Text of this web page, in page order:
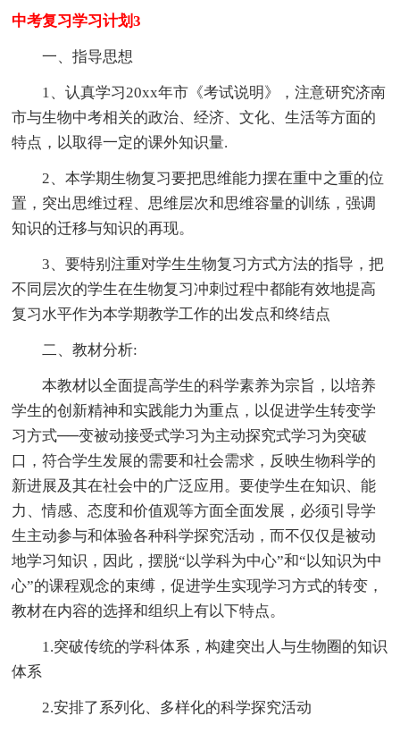
中考复习学习计划3
一、指导思想
1、认真学习20xx年市《考试说明》，注意研究济南
市与生物中考相关的政治、经济、文化、生活等方面的
特点，以取得一定的课外知识量.
2、本学期生物复习要把思维能力摆在重中之重的位
置，突出思维过程、思维层次和思维容量的训练，强调
知识的迁移与知识的再现。
3、要特别注重对学生生物复习方式方法的指导，把
不同层次的学生在生物复习冲刺过程中都能有效地提高
复习水平作为本学期教学工作的出发点和终结点
二、教材分析:
本教材以全面提高学生的科学素养为宗旨，以培养
学生的创新精神和实践能力为重点，以促进学生转变学
习方式──变被动接受式学习为主动探究式学习为突破
口，符合学生发展的需要和社会需求，反映生物科学的
新进展及其在社会中的广泛应用。要使学生在知识、能
力、情感、态度和价值观等方面全面发展，必须引导学
生主动参与和体验各种科学探究活动，而不仅仅是被动
地学习知识，因此，摆脱“以学科为中心”和“以知识为中
心”的课程观念的束缚，促进学生实现学习方式的转变，
教材在内容的选择和组织上有以下特点。
1.突破传统的学科体系，构建突出人与生物圈的知识
体系
2.安排了系列化、多样化的科学探究活动